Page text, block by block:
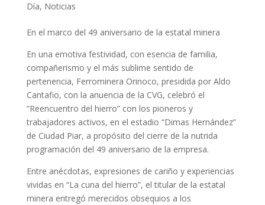
Día, Noticias
En el marco del 49 aniversario de la estatal minera
En una emotiva festividad, con esencia de familia,
compañerismo y el más sublime sentido de
pertenencia, Ferrominera Orinoco, presidida por Aldo
Cantafio, con la anuencia de la CVG, celebró el
“Reencuentro del hierro” con los pioneros y
trabajadores activos, en el estadio “Dimas Hernández”
de Ciudad Piar, a propósito del cierre de la nutrida
programación del 49 aniversario de la empresa.
Entre anécdotas, expresiones de cariño y experiencias
vividas en “La cuna del hierro”, el titular de la estatal
minera entregó merecidos obsequios a los